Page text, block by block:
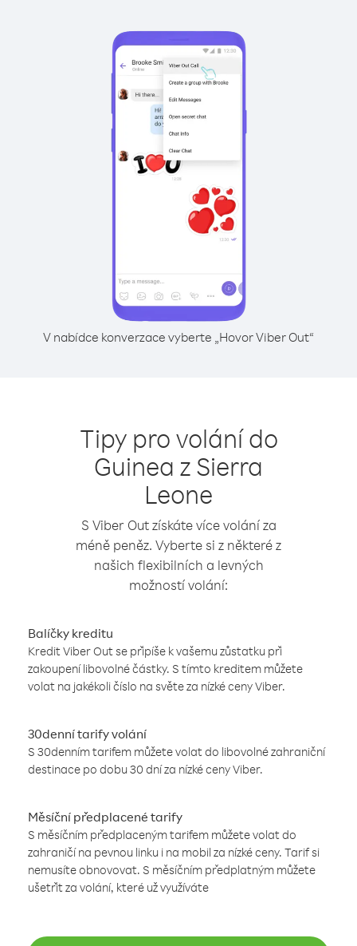
V nabídce konverzace vyberte „Hovor Viber Out“
Tipy pro volání do
Guinea z Sierra
Leone
S Viber Out získáte více volání za
méně peněz. Vyberte si z některé z
našich flexibilních a levných
možností volání:
Balíčky kreditu
Kredit Viber Out se připíše k vašemu zůstatku při
zakoupení libovolné částky. S tímto kreditem můžete
volat na jakékoli číslo na světe za nízké ceny Viber.
30denní tarify volání
S 30denním tarifem můžete volat do libovolné zahraniční
destinace po dobu 30 dní za nízké ceny Viber.
Měsíční předplacené tarify
S měsíčním předplaceným tarifem můžete volat do
zahraničí na pevnou linku i na mobil za nízké ceny. Tarif si
nemusíte obnovovat. S měsíčním předplatným můžete
ušetřit za volání, které už využíváte